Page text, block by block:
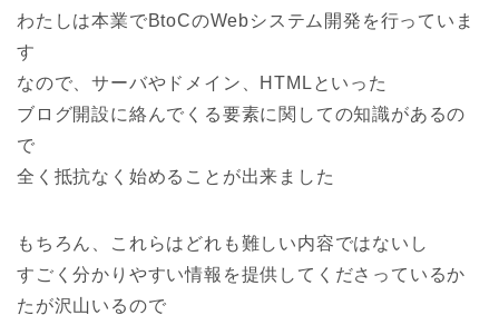
わたしは本業でBtoCのWebシステム開発を行っていま
す
なので、サーバやドメイン、HTMLといった
ブログ開設に絡んでくる要素に関しての知識があるの
で
全く抵抗なく始めることが出来ました
もちろん、これらはどれも難しい内容ではないし
すごく分かりやすい情報を提供してくださっているか
たが沢山いるので